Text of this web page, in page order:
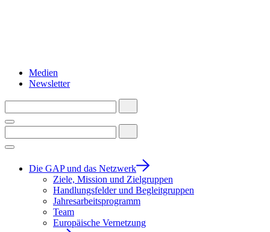
Medien
Newsletter
Die GAP und das Netzwerk
Ziele, Mission und Zielgruppen
Handlungsfelder und Begleitgruppen
Jahresarbeitsprogramm
Team
Europäische Vernetzung